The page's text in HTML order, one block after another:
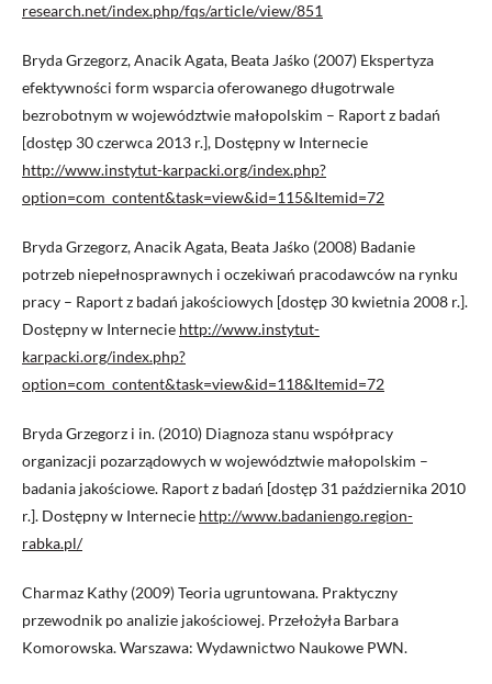
research.net/index.php/fqs/article/view/851
Bryda Grzegorz, Anacik Agata, Beata Jaśko (2007) Ekspertyza
efektywności form wsparcia oferowanego długotrwale
bezrobotnym w województwie małopolskim – Raport z badań
[dostęp 30 czerwca 2013 r.], Dostępny w Internecie
http://www.instytut-karpacki.org/index.php?
option=com_content&task=view&id=115&Itemid=72
Bryda Grzegorz, Anacik Agata, Beata Jaśko (2008) Badanie
potrzeb niepełnosprawnych i oczekiwań pracodawców na rynku
pracy – Raport z badań jakościowych [dostęp 30 kwietnia 2008 r.].
Dostępny w Internecie http://www.instytut-
karpacki.org/index.php?
option=com_content&task=view&id=118&Itemid=72
Bryda Grzegorz i in. (2010) Diagnoza stanu współpracy
organizacji pozarządowych w województwie małopolskim –
badania jakościowe. Raport z badań [dostęp 31 października 2010
r.]. Dostępny w Internecie http://www.badaniengo.region-
rabka.pl/
Charmaz Kathy (2009) Teoria ugruntowana. Praktyczny
przewodnik po analizie jakościowej. Przełożyła Barbara
Komorowska. Warszawa: Wydawnictwo Naukowe PWN.